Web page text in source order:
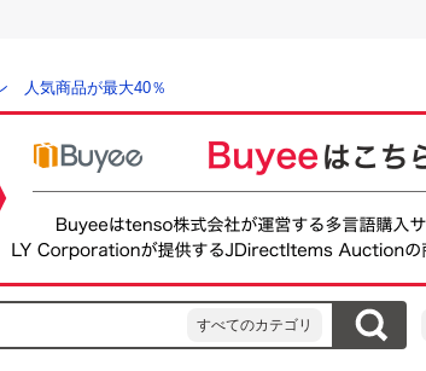
人気商品が最大40％
すべてのカテゴリ